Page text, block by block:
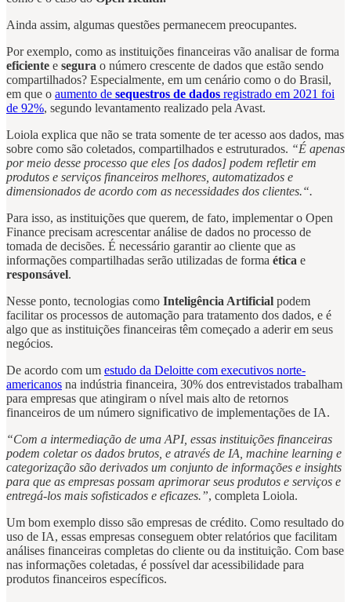
Ainda assim, algumas questões permanecem preocupantes.
Por exemplo, como as instituições financeiras vão analisar de forma
eficiente e segura o número crescente de dados que estão sendo
compartilhados? Especialmente, em um cenário como o do Brasil,
em que o aumento de sequestros de dados registrado em 2021 foi
de 92%, segundo levantamento realizado pela Avast.
Loiola explica que não se trata somente de ter acesso aos dados, mas
sobre como são coletados, compartilhados e estruturados. “É apenas
por meio desse processo que eles [os dados] podem refletir em
produtos e serviços financeiros melhores, automatizados e
dimensionados de acordo com as necessidades dos clientes.“.
Para isso, as instituições que querem, de fato, implementar o Open
Finance precisam acrescentar análise de dados no processo de
tomada de decisões. É necessário garantir ao cliente que as
informações compartilhadas serão utilizadas de forma ética e
responsável.
Nesse ponto, tecnologias como Inteligência Artificial podem
facilitar os processos de automação para tratamento dos dados, e é
algo que as instituições financeiras têm começado a aderir em seus
negócios.
De acordo com um estudo da Deloitte com executivos norte-
americanos na indústria financeira, 30% dos entrevistados trabalham
para empresas que atingiram o nível mais alto de retornos
financeiros de um número significativo de implementações de IA.
“Com a intermediação de uma API, essas instituições financeiras
podem coletar os dados brutos, e através de IA, machine learning e
categorização são derivados um conjunto de informações e insights
para que as empresas possam aprimorar seus produtos e serviços e
entregá-los mais sofisticados e eficazes.”, completa Loiola.
Um bom exemplo disso são empresas de crédito. Como resultado do
uso de IA, essas empresas conseguem obter relatórios que facilitam
análises financeiras completas do cliente ou da instituição. Com base
nas informações coletadas, é possível dar acessibilidade para
produtos financeiros específicos.